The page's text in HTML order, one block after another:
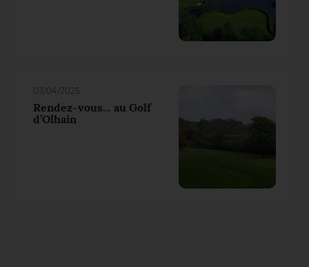
03/04/2025
Rendez-vous... au Golf
d’Olhain